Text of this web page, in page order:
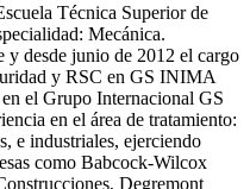
Técnica Superior de
Mecánica.
y desde junio de 2012 el cargo
y RSC en GS INIMA
el Grupo Internacional GS
en el área de tratamiento:
e industriales, ejerciendo
como Babcock-Wilcox
Degremont